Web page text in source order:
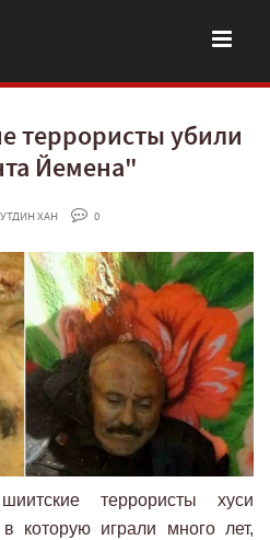
террористы убили
Йемена"
ХАН 0
террористы хуси
которую играли много лет,